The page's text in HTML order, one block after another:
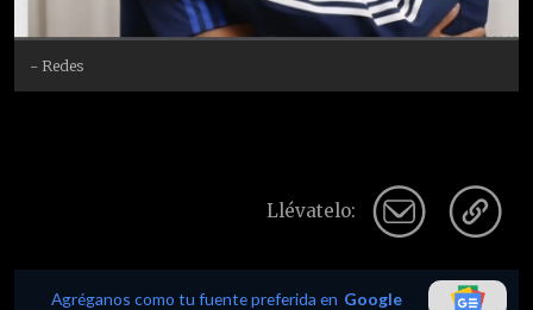
- Redes
Llévatelo:
Agréganos como tu fuente preferida en Google